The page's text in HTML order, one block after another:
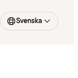
Svenska